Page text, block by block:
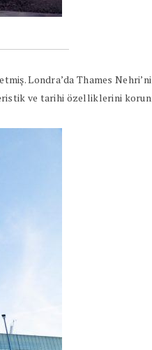
Londra’da Thames
ve tarihi özelliklerini